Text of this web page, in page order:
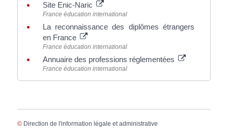
Site Enic-Naric
France éducation international
La reconnaissance des diplômes étrangers
en France
France éducation international
Annuaire des professions réglementées
France éducation international
© Direction de l'information légale et administrative